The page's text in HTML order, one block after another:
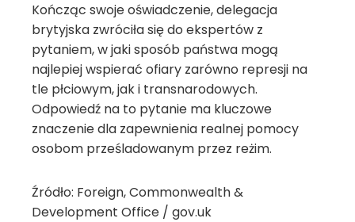
Kończąc swoje oświadczenie, delegacja
brytyjska zwróciła się do ekspertów z
pytaniem, w jaki sposób państwa mogą
najlepiej wspierać ofiary zarówno represji na
tle płciowym, jak i transnarodowych.
Odpowiedź na to pytanie ma kluczowe
znaczenie dla zapewnienia realnej pomocy
osobom prześladowanym przez reżim.
Źródło: Foreign, Commonwealth &
Development Office / gov.uk